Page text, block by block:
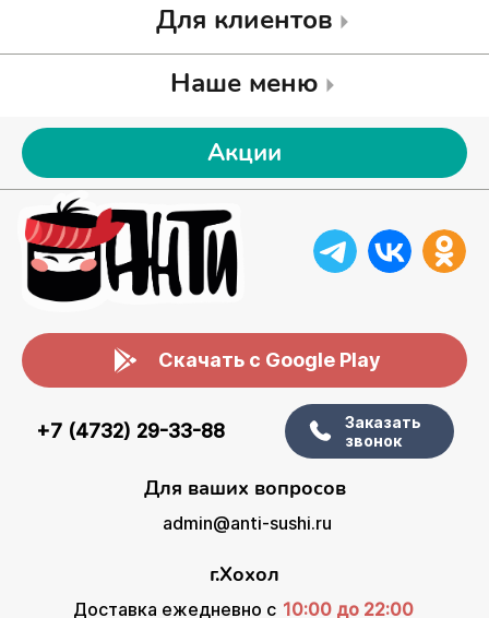
Для клиентов
Наше меню
Акции
Скачать с Google Play
+7 (4732) 29-33-88
Заказать
звонок
Для ваших вопросов
admin@anti-sushi.ru
г.Хохол
Доставка ежедневно с 10:00 до 22:00